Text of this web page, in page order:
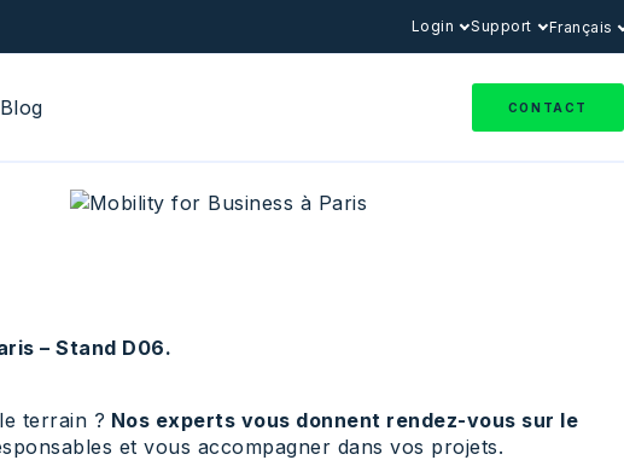
Login Support Français
Blog CONTACT
– Stand D06.
terrain ? Nos experts vous donnent rendez-vous sur le
et vous accompagner dans vos projets.